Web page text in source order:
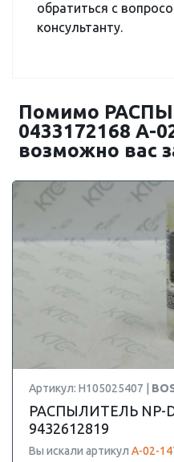
обратиться с
консультанту.
Помимо
0433172168 А-
возможно вас
Артикул: H105025407 |
РАСПЫЛИТЕЛЬ NP-
9432612819
Вы искали артикул А-02-